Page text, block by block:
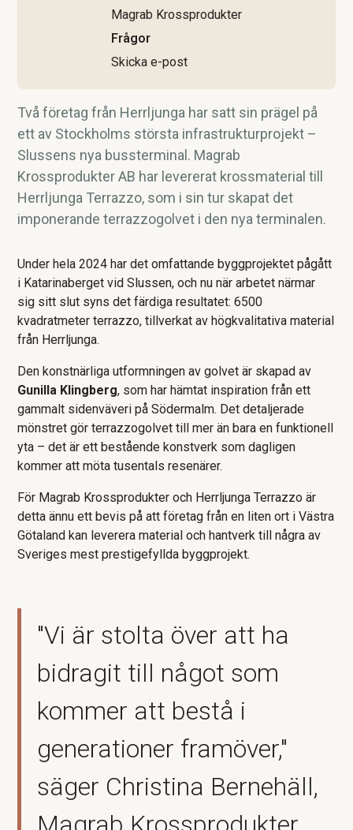
Magrab Krossprodukter
Frågor
Skicka e-post
Två företag från Herrljunga har satt sin prägel på
ett av Stockholms största infrastrukturprojekt –
Slussens nya bussterminal. Magrab
Krossprodukter AB har levererat krossmaterial till
Herrljunga Terrazzo, som i sin tur skapat det
imponerande terrazzogolvet i den nya terminalen.
Under hela 2024 har det omfattande byggprojektet pågått
i Katarinaberget vid Slussen, och nu när arbetet närmar
sig sitt slut syns det färdiga resultatet: 6500
kvadratmeter terrazzo, tillverkat av högkvalitativa material
från Herrljunga.
Den konstnärliga utformningen av golvet är skapad av
Gunilla Klingberg, som har hämtat inspiration från ett
gammalt sidenväveri på Södermalm. Det detaljerade
mönstret gör terrazzogolvet till mer än bara en funktionell
yta – det är ett bestående konstverk som dagligen
kommer att möta tusentals resenärer.
För Magrab Krossprodukter och Herrljunga Terrazzo är
detta ännu ett bevis på att företag från en liten ort i Västra
Götaland kan leverera material och hantverk till några av
Sveriges mest prestigefyllda byggprojekt.
"Vi är stolta över att ha
bidragit till något som
kommer att bestå i
generationer framöver,"
säger Christina Bernehäll,